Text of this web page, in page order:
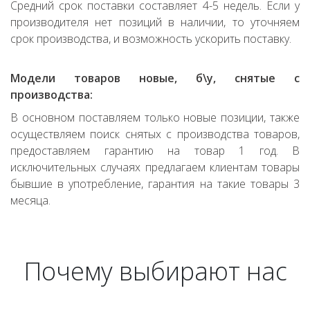
Средний срок поставки составляет 4-5 недель. Если у
производителя нет позиций в наличии, то уточняем
срок производства, и возможность ускорить поставку.
Модели товаров новые, б\у, снятые с
производства:
В основном поставляем только новые позиции, также
осуществляем поиск снятых с производства товаров,
предоставляем гарантию на товар 1 год. В
исключительных случаях предлагаем клиентам товары
бывшие в употребление, гарантия на такие товары 3
месяца.
Почему выбирают нас